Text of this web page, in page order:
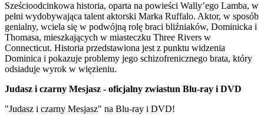
Sześcioodcinkowa historia, oparta na powieści Wally’ego Lamba, w
pełni wydobywająca talent aktorski Marka Ruffalo. Aktor, w sposób
genialny, wciela się w podwójną rolę braci bliźniaków, Dominicka i
Thomasa, mieszkających w miasteczku Three Rivers w
Connecticut. Historia przedstawiona jest z punktu widzenia
Dominica i pokazuje problemy jego schizofrenicznego brata, który
odsiaduje wyrok w więzieniu.
Judasz i czarny Mesjasz - oficjalny zwiastun Blu-ray i DVD
"Judasz i czarny Mesjasz" na Blu-ray i DVD!